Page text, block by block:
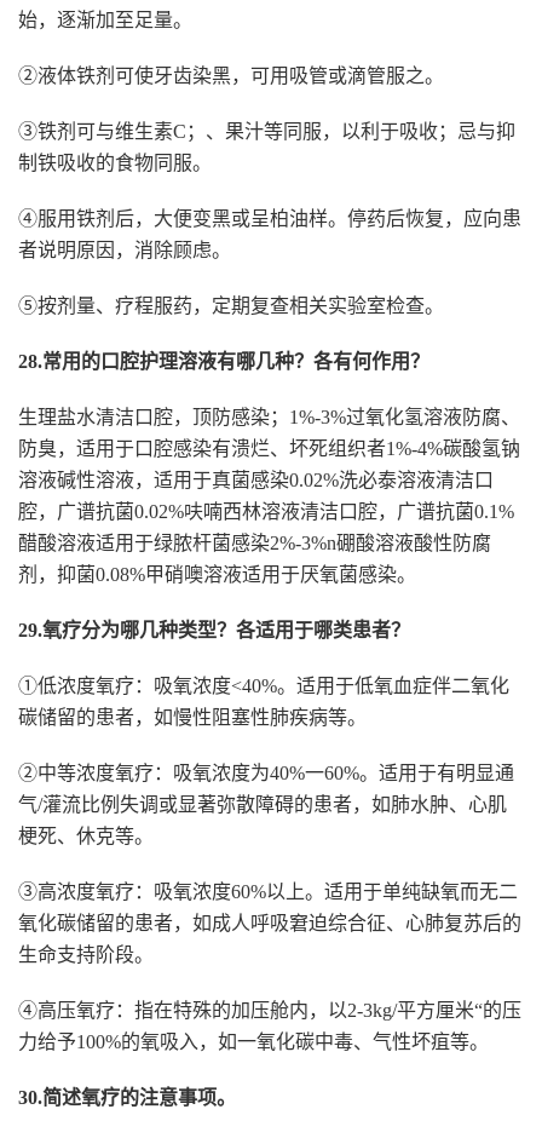
始，逐渐加至足量。
②液体铁剂可使牙齿染黑，可用吸管或滴管服之。
③铁剂可与维生素C；、果汁等同服，以利于吸收；忌与抑
制铁吸收的食物同服。
④服用铁剂后，大便变黑或呈柏油样。停药后恢复，应向患
者说明原因，消除顾虑。
⑤按剂量、疗程服药，定期复查相关实验室检查。
28.常用的口腔护理溶液有哪几种？各有何作用？
生理盐水清洁口腔，顶防感染；1%-3%过氧化氢溶液防腐、
防臭，适用于口腔感染有溃烂、坏死组织者1%-4%碳酸氢钠
溶液碱性溶液，适用于真菌感染0.02%洗必泰溶液清洁口
腔，广谱抗菌0.02%呋喃西林溶液清洁口腔，广谱抗菌0.1%
醋酸溶液适用于绿脓杆菌感染2%-3%n硼酸溶液酸性防腐
剂，抑菌0.08%甲硝噢溶液适用于厌氧菌感染。
29.氧疗分为哪几种类型？各适用于哪类患者？
①低浓度氧疗：吸氧浓度<40%。适用于低氧血症伴二氧化
碳储留的患者，如慢性阻塞性肺疾病等。
②中等浓度氧疗：吸氧浓度为40%一60%。适用于有明显通
气/灌流比例失调或显著弥散障碍的患者，如肺水肿、心肌
梗死、休克等。
③高浓度氧疗：吸氧浓度60%以上。适用于单纯缺氧而无二
氧化碳储留的患者，如成人呼吸窘迫综合征、心肺复苏后的
生命支持阶段。
④高压氧疗：指在特殊的加压舱内，以2-3kg/平方厘米“的压
力给予100%的氧吸入，如一氧化碳中毒、气性坏疽等。
30.简述氧疗的注意事项。